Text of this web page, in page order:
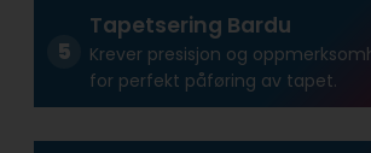
Tapetsering Bardu
Krever presisjon og
for perfekt påføring av tapet.